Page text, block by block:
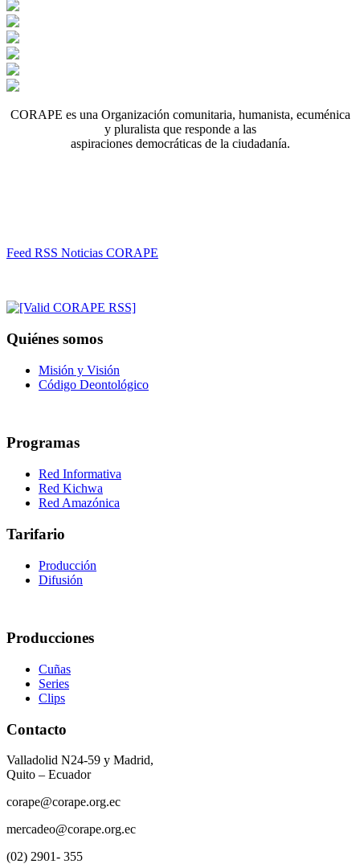
CORAPE es una Organización comunitaria, humanista, ecuménica
y pluralista que responde a las
aspiraciones democráticas de la ciudadanía.
Feed RSS Noticias CORAPE
Quiénes somos
Misión y Visión
Código Deontológico
Programas
Red Informativa
Red Kichwa
Red Amazónica
Tarifario
Producción
Difusión
Producciones
Cuñas
Series
Clips
Contacto
Valladolid N24-59 y Madrid,
Quito – Ecuador
corape@corape.org.ec
mercadeo@corape.org.ec
(02) 2901- 355